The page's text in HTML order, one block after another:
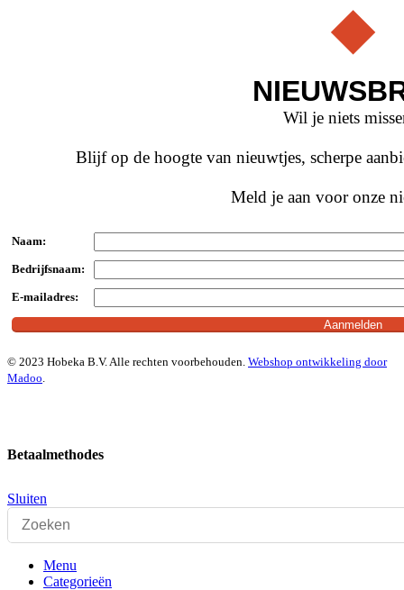
Wil je niets
Blijf op de hoogte van nieuwtjes, scherpe
Meld je aan voor onze
Naam:
Bedrijfsnaam:
E-mailadres:
© 2023 Hobeka B.V. Alle rechten voorbehouden. Webshop ontwikkeling door
Madoo.
Betaalmethodes
Sluiten
Menu
Categorieën